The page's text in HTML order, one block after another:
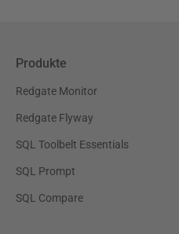
Produkte
Redgate Monitor
Redgate Flyway
SQL Toolbelt Essentials
SQL Prompt
SQL Compare